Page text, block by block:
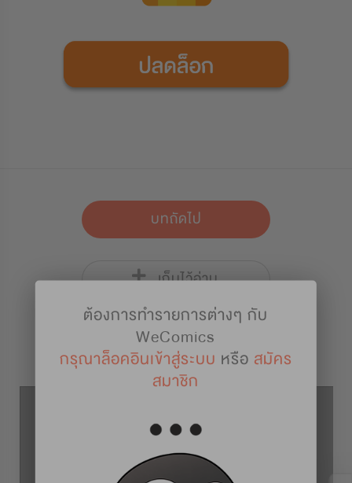
บทถัดไป
เก็บไว้อ่าน
รายละเอียดการ์ตูน
ต้องการทำรายการต่างๆ กับ
WeComics
กรุณาล็อคอินเข้าสู่ระบบ หรือ สมัคร
สมาชิก